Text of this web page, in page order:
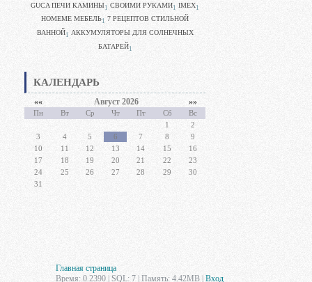
GUCA ПЕЧИ КАМИНЫ1 CВОИМИ РУКАМИ1 IMEX1
HOMEME МЕБЕЛЬ1 7 РЕЦЕПТОВ СТИЛЬНОЙ
ВАННОЙ1 АККУМУЛЯТОРЫ ДЛЯ СОЛНЕЧНЫХ
БАТАРЕЙ1
КАЛЕНДАРЬ
«« Август 2026 »»
Пн Вт Ср Чт Пт Сб
Вс
1
2
3
4 5 6 7 8
9
10
11 12 13 14 15
16
17
18 19 20 21 22
23
24
25 26 27 28 29
30
31
Главная страница
Время: 0.2390 | SQL: 7 | Память: 4.42MB Вход